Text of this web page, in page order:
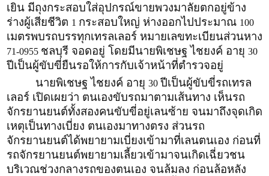
เยิน มีถุงกระสอบใส่อุปกรณ์ขายพวงมาลัยตกอยู่ข้าง
ร่างผู้เสียชีวิต 1 กระสอบใหญ่ ห่างออกไปประมาณ 100
เมตรพบรถบรรทุกเทรลเลอร์ หมายเลขทะเบียนส่วนหาง
71-0955 ชลบุรี จอดอยู่ โดยมีนายพิเชษฐ ไชยงค์ อายุ 30
ปีเป็นผู้ขับขี่ยืนรอให้การกับเจ้าหน้าที่ตำรวจอยู่
นายพิเชษฐ ไชยงค์ อายุ 30 ปีเป็นผู้ขับขี่รถเทรล
เลอร์ เปิดเผยว่า ตนเองขับรถมาตามเส้นทาง เห็นรถ
จักรยานยนต์ทั้งสองคนขับขี่อยู่เลนซ้าย จนมาถึงจุดเกิด
เหตุเป็นทางเบี่ยง ตนเองมาทางตรง ส่วนรถ
จักรยานยนต์ได้พยายามเบี่ยงเข้ามาที่เลนตนเอง ก่อนที่
รถจักรยานยนต์พยายามเลี้ยวเข้ามาจนเกิดเฉี่ยวชน
บริเวณช่วงกลางรถของตนเอง จนล้มลง ก่อนล้อหลัง